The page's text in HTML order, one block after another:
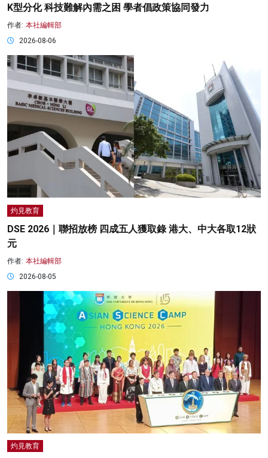
K型分化 科技難解內需之困 學者倡政策協同發力
作者: 本社編輯部
2026-08-06
灼見教育
DSE 2026｜聯招放榜 四成五人獲取錄 港大、中大各取12狀
元
作者: 本社編輯部
2026-08-05
灼見教育